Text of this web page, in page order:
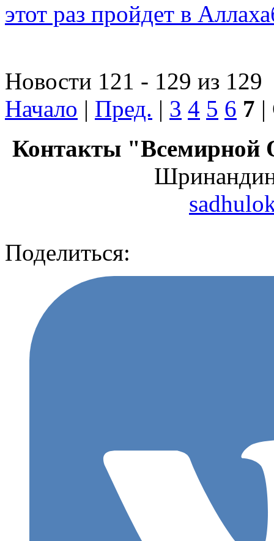
этот раз пройдет в
Новости 121 - 129 из 129
Начало | Пред. | 3 4 5 6 7 |
Контакты
Поделиться: